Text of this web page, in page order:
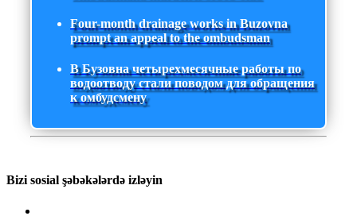
Four-month drainage works in Buzovna
prompt an appeal to the ombudsman
В Бузовна четырехмесячные работы по
водоотводу стали поводом для обращения
к омбудсмену
Bizi sosial şəbəkələrdə izləyin